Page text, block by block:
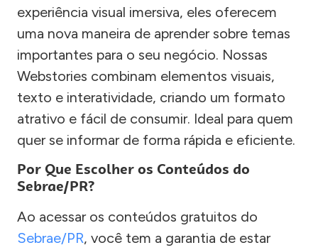
experiência visual imersiva, eles oferecem
uma nova maneira de aprender sobre temas
importantes para o seu negócio. Nossas
Webstories combinam elementos visuais,
texto e interatividade, criando um formato
atrativo e fácil de consumir. Ideal para quem
quer se informar de forma rápida e eficiente.
Por Que Escolher os Conteúdos do
Sebrae/PR?
Ao acessar os conteúdos gratuitos do
Sebrae/PR, você tem a garantia de estar